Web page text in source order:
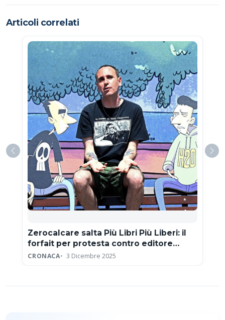
Articoli correlati
Zerocalcare salta Più Libri Più Liberi: il
forfait per protesta contro editore
neofascista
CRONACA 3 Dicembre 2025